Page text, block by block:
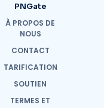
PNGate
À PROPOS DE
NOUS
CONTACT
TARIFICATION
SOUTIEN
TERMES ET